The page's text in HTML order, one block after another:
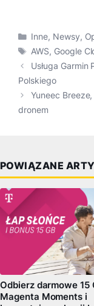
Kategorie
Inne, Newsy,
Tagi
AWS, Google
Usługa
Polskiego
Yuneec
dronem
POWIĄZANE
Odbierz darmowe 15
Magenta Moments i